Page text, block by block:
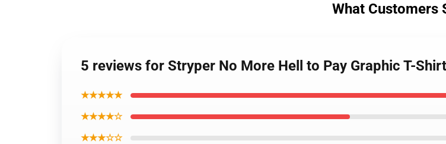
What Customers
5 reviews for Stryper No More Hell to Pay Graphic T-
★★★★★
★★★★☆
★★★☆☆